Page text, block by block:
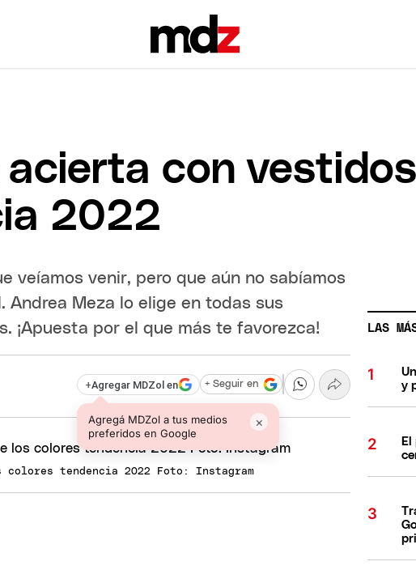
con
2022
veíamos venir, pero que aún no sabíamos
Andrea Meza lo elige en todas sus
¡Apuesta por el que más te favorezca!
+Agregar MDZol en
Agregá MDZol a tus medios
preferidos en Google
×
+ Seguir en
colores tendencia 2022 Foto: Instagram
LAS
y